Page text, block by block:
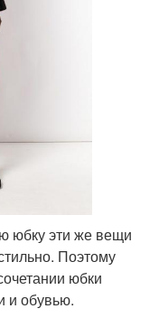
юбку эти же вещи
Поэтому
юбки
и обувью.